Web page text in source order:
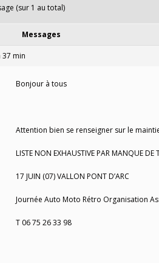
(sur 1 au total)
Messages
37 min
Bonjour à tous
Attention bien se renseigner sur le
LISTE NON EXHAUSTIVE PAR MANQUE DE
17 JUIN (07) VALLON PONT D’ARC
Journée Auto Moto Rétro Organisation
T 06 75 26 33 98